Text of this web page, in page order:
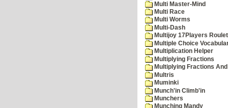
Multi Master-Mind
Multi Race
Multi Worms
Multi-Dash
Multijoy 17Players
Multiple Choice
Multiplication Helper
Multiplying Fractions
Multiplying Fractions
Multris
Muminki
Munch'in Climb'in
Munchers
Munching Mandy